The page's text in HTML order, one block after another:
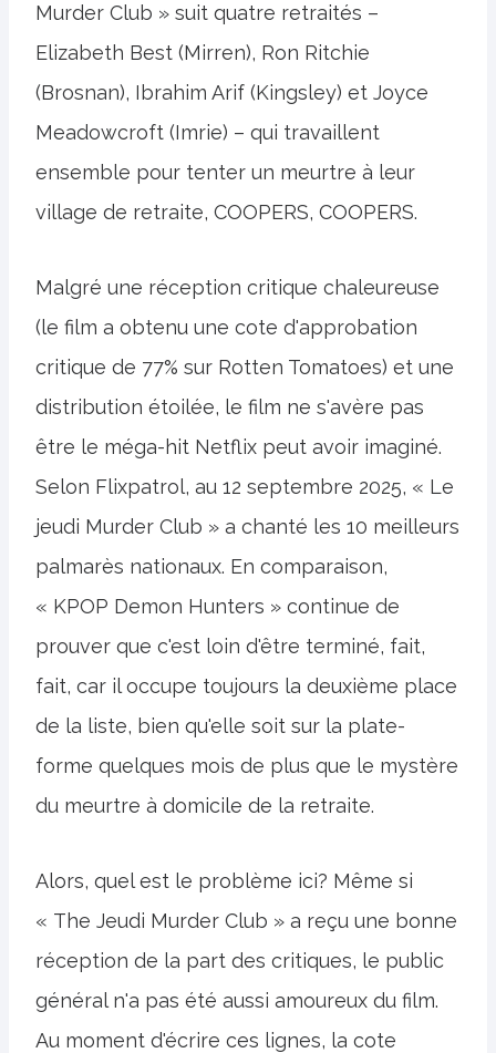
Murder Club » suit quatre retraités –
Elizabeth Best (Mirren), Ron Ritchie
(Brosnan), Ibrahim Arif (Kingsley) et Joyce
Meadowcroft (Imrie) – qui travaillent
ensemble pour tenter un meurtre à leur
village de retraite, COOPERS, COOPERS.
Malgré une réception critique chaleureuse
(le film a obtenu une cote d'approbation
critique de 77% sur Rotten Tomatoes) et une
distribution étoilée, le film ne s'avère pas
être le méga-hit Netflix peut avoir imaginé.
Selon Flixpatrol, au 12 septembre 2025, « Le
jeudi Murder Club » a chanté les 10 meilleurs
palmarès nationaux. En comparaison,
« KPOP Demon Hunters » continue de
prouver que c'est loin d'être terminé, fait,
fait, car il occupe toujours la deuxième place
de la liste, bien qu'elle soit sur la plate-
forme quelques mois de plus que le mystère
du meurtre à domicile de la retraite.
Alors, quel est le problème ici? Même si
« The Jeudi Murder Club » a reçu une bonne
réception de la part des critiques, le public
général n'a pas été aussi amoureux du film.
Au moment d'écrire ces lignes, la cote